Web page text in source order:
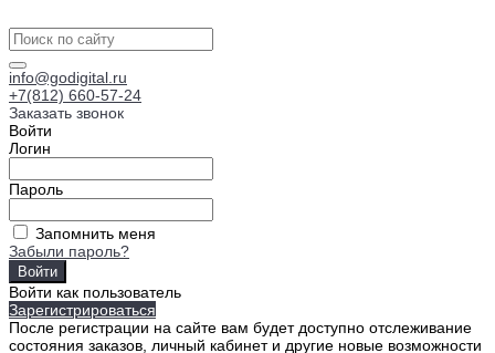
info@godigital.ru
+7(812) 660-57-24
Заказать звонок
Войти
Логин
Пароль
Запомнить меня
Забыли пароль?
Войти как пользователь
Зарегистрироваться
После регистрации на сайте вам будет доступно отслеживание
состояния заказов, личный кабинет и другие новые возможности